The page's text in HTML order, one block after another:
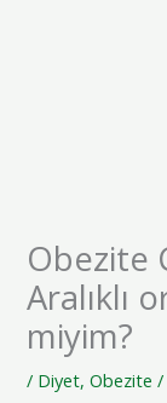
Obezite
Aralıklı
miyim?
/ Diyet,Obezite /